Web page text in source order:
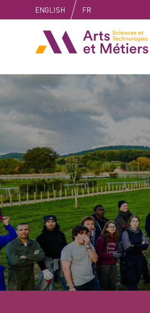
to
to
to
ENGLISH FR
Arts et métiers